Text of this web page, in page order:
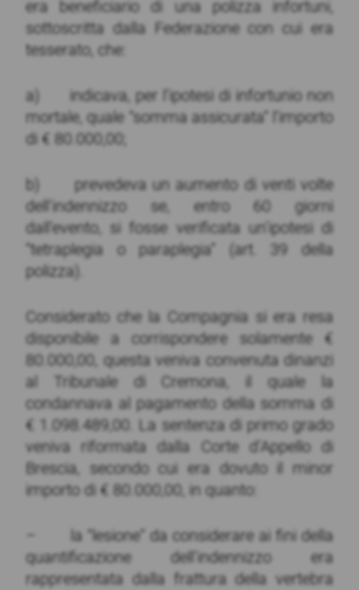
era beneficiario di una polizza infortuni,
sottoscritta dalla Federazione con cui era
tesserato, che:
a) indicava, per l’ipotesi di infortunio non
mortale, quale “somma assicurata” l’importo
di € 80.000,00;
b) prevedeva un aumento di venti volte
dell’indennizzo se, entro 60 giorni
dall’evento, si fosse verificata un’ipotesi di
“tetraplegia o paraplegia” (art. 39 della
polizza).
Considerato che la Compagnia si era resa
disponibile a corrispondere solamente €
80.000,00, questa veniva convenuta dinanzi
al Tribunale di Cremona, il quale la
condannava al pagamento della somma di
€ 1.098.489,00. La sentenza di primo grado
veniva riformata dalla Corte d’Appello di
Brescia, secondo cui era dovuto il minor
importo di € 80.000,00, in quanto:
– la “lesione” da considerare ai fini della
quantificazione dell’indennizzo era
rappresentata dalla frattura della vertebra